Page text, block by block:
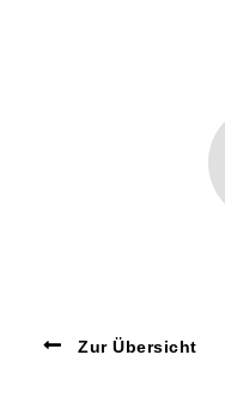
Zur Übersicht